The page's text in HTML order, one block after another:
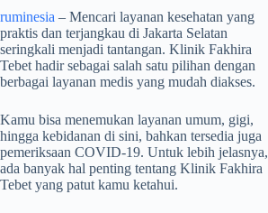
ruminesia – Mencari layanan kesehatan yang
praktis dan terjangkau di Jakarta Selatan
seringkali menjadi tantangan. Klinik Fakhira
Tebet hadir sebagai salah satu pilihan dengan
berbagai layanan medis yang mudah diakses.
Kamu bisa menemukan layanan umum, gigi,
hingga kebidanan di sini, bahkan tersedia juga
pemeriksaan COVID-19. Untuk lebih jelasnya,
ada banyak hal penting tentang Klinik Fakhira
Tebet yang patut kamu ketahui.